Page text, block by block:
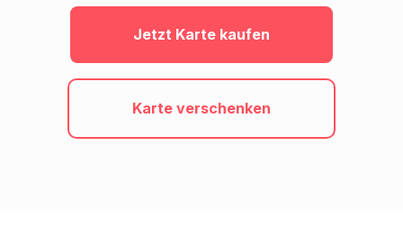
Jetzt Karte kaufen
Karte verschenken